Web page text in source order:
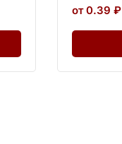
от 0.39 ₽